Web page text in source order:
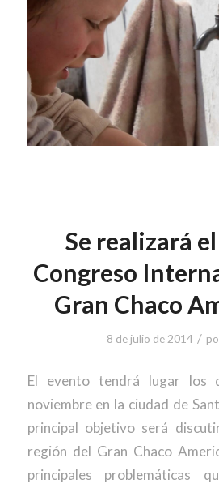
Se realizará
Congreso
Gran Chaco
8 de julio de 2014 /
El evento tendrá lugar
noviembre en la ciudad de
principal objetivo será
región del Gran Chaco
principales problemáticas